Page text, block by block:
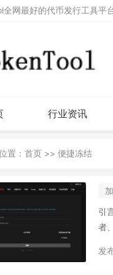
全网最好的代币发行工具平
行业资讯
置： 首页 >> 便捷冻结
引
者
发